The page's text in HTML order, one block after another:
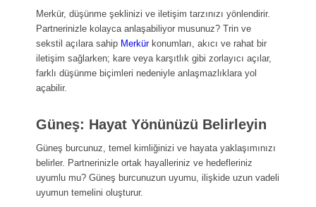
Merkür, düşünme şeklinizi ve iletişim tarzınızı yönlendirir.
Partnerinizle kolayca anlaşabiliyor musunuz? Trin ve
sekstil açılara sahip Merkürkonumları, akıcı ve rahat bir
iletişim sağlarken; kare veya karşıtlık gibi zorlayıcı açılar,
farklı düşünme biçimleri nedeniyle anlaşmazlıklara yol
açabilir.
Güneş: Hayat Yönünüzü Belirleyin
Güneş burcunuz, temel kimliğinizi ve hayata yaklaşımınızı
belirler. Partnerinizle ortak hayalleriniz ve hedefleriniz
uyumlu mu? Güneş burcunuzun uyumu, ilişkide uzun vadeli
uyumun temelini oluşturur.